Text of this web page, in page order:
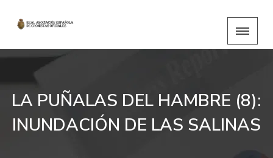
LA PUÑALAS DEL HAMBRE (8):
INUNDACIÓN DE LAS SALINAS